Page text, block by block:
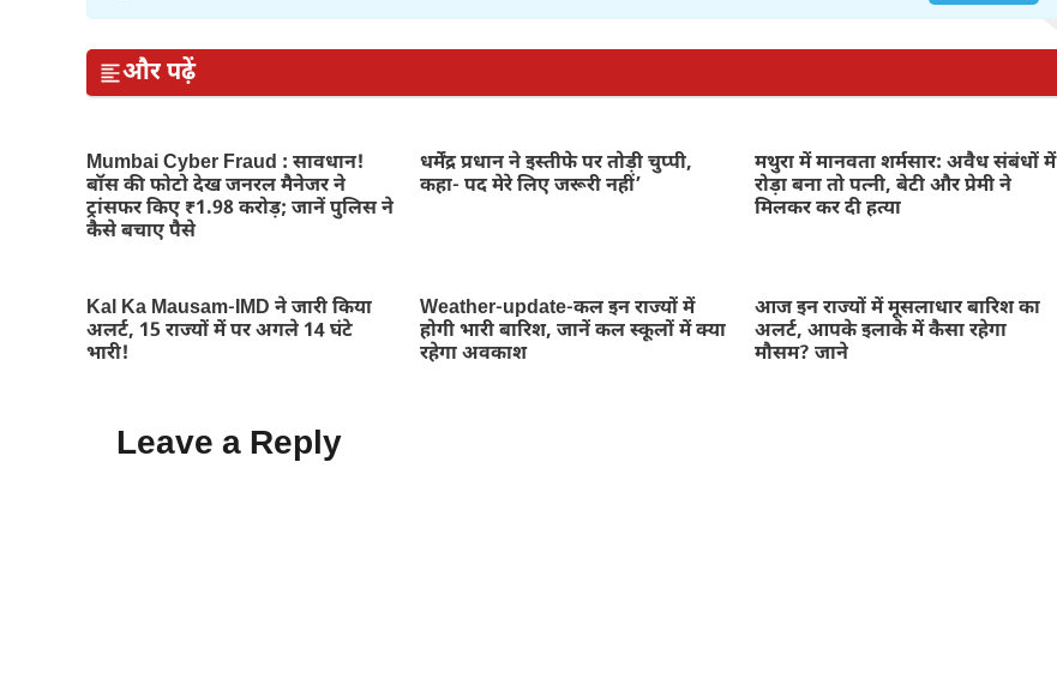
और पढ़ें
Mumbai Cyber Fraud : सावधान!
बॉस की फोटो देख जनरल मैनेजर ने
ट्रांसफर किए ₹1.98 करोड़; जानें पुलिस ने
कैसे बचाए पैसे
धर्मेंद्र प्रधान ने इस्तीफे पर तोड़ी चुप्पी,
कहा- पद मेरे लिए जरूरी नहीं’
मथुरा में मानवता शर्मसार: अवैध संबंधों में
रोड़ा बना तो पत्नी, बेटी और प्रेमी ने
मिलकर कर दी हत्या
Kal Ka Mausam-IMD ने जारी किया
अलर्ट, 15 राज्यों में पर अगले 14 घंटे
भारी!
Weather-update-कल इन राज्यों में
होगी भारी बारिश, जानें कल स्कूलों में क्या
रहेगा अवकाश
आज इन राज्यों में मूसलाधार बारिश का
अलर्ट, आपके इलाके में कैसा रहेगा
मौसम? जाने
Leave a Reply